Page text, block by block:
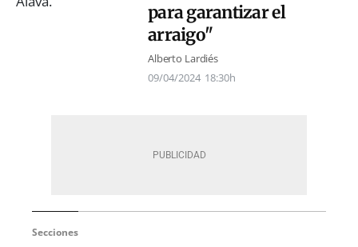
para garantizar el
arraigo"
Alberto Lardiés
09/04/2024 18:30h
Secciones